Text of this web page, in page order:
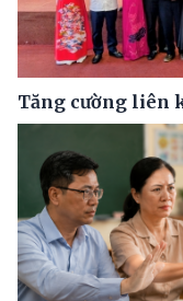
Tăng cường liên